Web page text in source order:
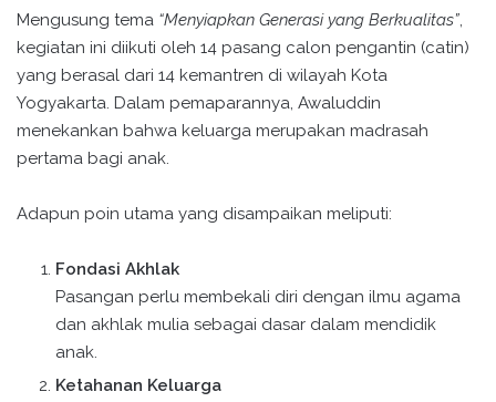
Mengusung tema “Menyiapkan Generasi yang Berkualitas”,
kegiatan ini diikuti oleh 14 pasang calon pengantin (catin)
yang berasal dari 14 kemantren di wilayah Kota
Yogyakarta. Dalam pemaparannya, Awaluddin
menekankan bahwa keluarga merupakan madrasah
pertama bagi anak.
Adapun poin utama yang disampaikan meliputi:
Fondasi Akhlak
Pasangan perlu membekali diri dengan ilmu agama
dan akhlak mulia sebagai dasar dalam mendidik
anak.
Ketahanan Keluarga